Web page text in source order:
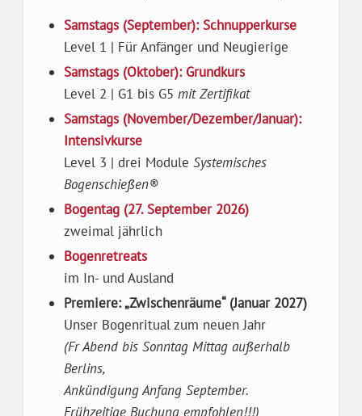
Samstags (September): Schnupperkurse
Level 1 | Für Anfänger und Neugierige
Samstags (Oktober): Grundkurs
Level 2 | G1 bis G5 mit Zertifikat
Samstags (November/Dezember/Januar):
Intensivkurse
Level 3 | drei Module Systemisches
Bogenschießen®
Bogentag (27. September 2026)
zweimal jährlich
Bogenretreats
im In- und Ausland
Premiere: „Zwischenräume“ (Januar 2027)
Unser Bogenritual zum neuen Jahr
(Fr Abend bis Sonntag Mittag außerhalb
Berlins,
Ankündigung Anfang September.
Frühzeitige Buchung empfohlen!!!)